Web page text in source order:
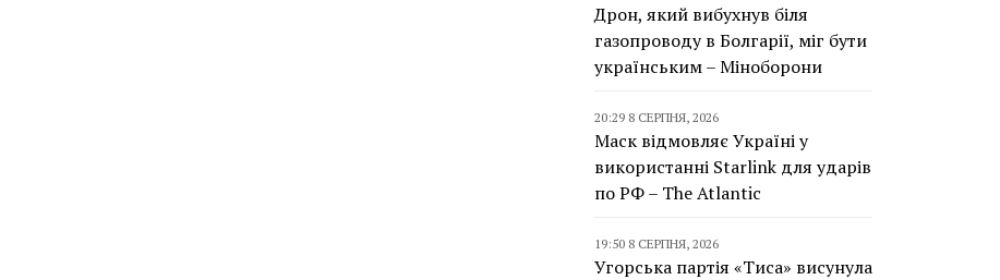
Дрон, який вибухнув біля
газопроводу в Болгарії, міг бути
українським – Міноборони
20:29 8 СЕРПНЯ, 2026
Маск відмовляє Україні у
використанні Starlink для ударів
по РФ – The Atlantic
19:50 8 СЕРПНЯ, 2026
Угорська партія «Тиса» висунула